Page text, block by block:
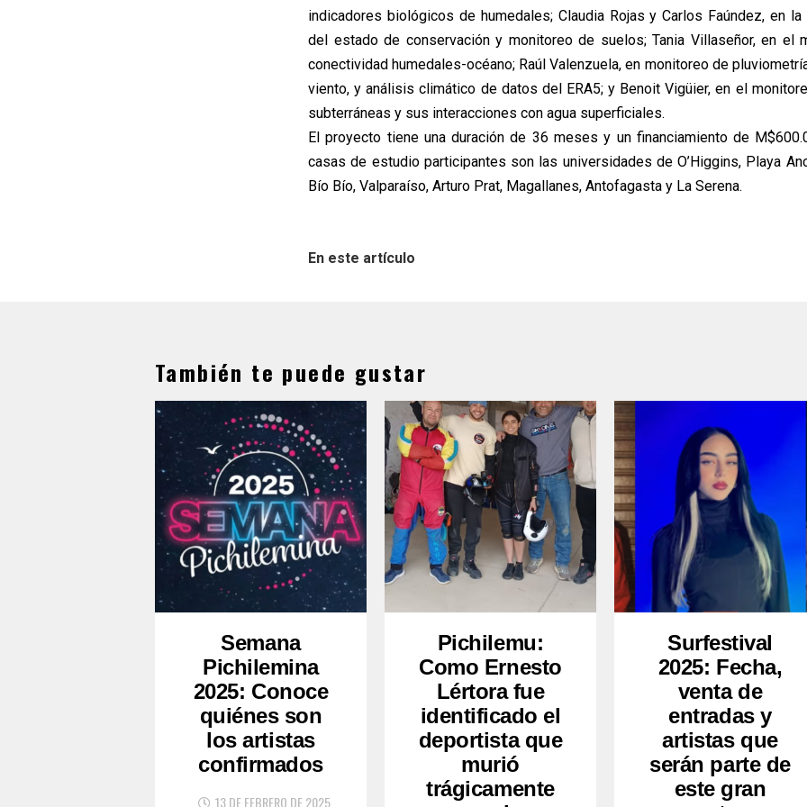
indicadores biológicos de humedales; Claudia Rojas y Carlos Faúndez, en la
del estado de conservación y monitoreo de suelos; Tania Villaseñor, en el
conectividad humedales-océano; Raúl Valenzuela, en monitoreo de
viento, y análisis climático de datos del ERA5; y Benoit Vigüier, en el
subterráneas y sus interacciones con agua superficiales.
El proyecto tiene una duración de 36 meses y un financiamiento de
casas de estudio participantes son las universidades de O’Higgins, Playa
Bío Bío, Valparaíso, Arturo Prat, Magallanes, Antofagasta y La Serena.
En este artículo
También te puede gustar
Semana
Pichilemina
2025: Conoce
quiénes son
los artistas
confirmados
13 DE FEBRERO DE 2025
Pichilemu:
Como Ernesto
Lértora fue
identificado el
deportista que
murió
trágicamente
Surfestival
2025: Fecha,
venta de
entradas y
artistas que
serán parte de
este gran